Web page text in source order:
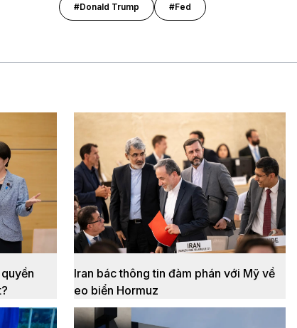
#Donald Trump #Fed
Iran bác thông tin đàm phán với Mỹ về
eo biển Hormuz